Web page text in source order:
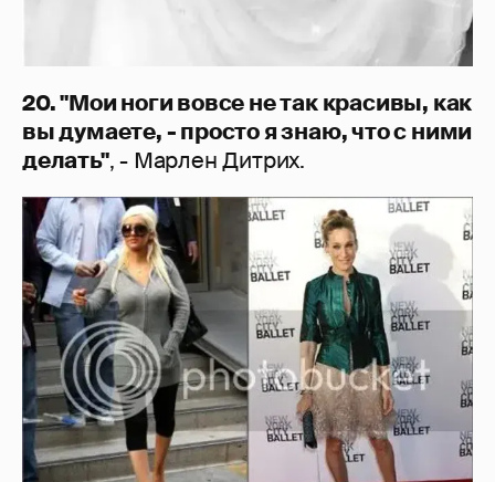
20. "Мои ноги вовсе не так красивы, как
вы думаете, - просто я знаю, что с ними
делать", - Марлен Дитрих.